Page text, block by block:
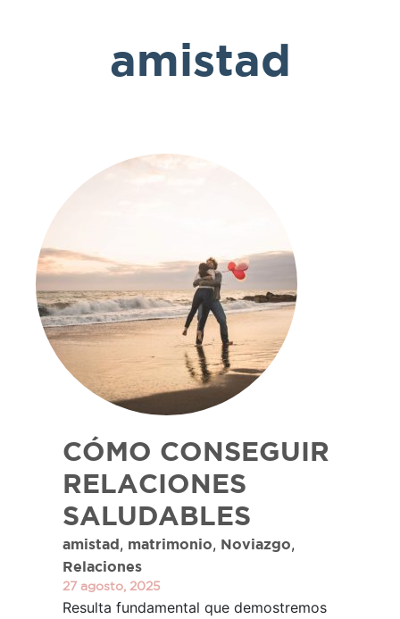
amistad
CÓMO CONSEGUIR
RELACIONES
SALUDABLES
amistad , matrimonio, Noviazgo,
Relaciones
27 agosto, 2025
Resulta fundamental que demostremos